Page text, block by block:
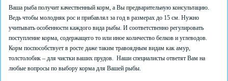
Ваша рыба получит качественный корм, а Вы предварительную консультацию.
Ведь чтобы молодняк рос и прибавлял за год в размерах до 15 см. Нужно
учитывать особенности каждого вида рыбы. И соответственно регулировать
поступление корма, содержащего то или иное количество белков и углеводов.
Корм поспособствует в росте даже таким травоядным видам как амур,
толстолобик – для чистки ваших прудов. Наши специалисты ответят Вам на
любые вопросы по выбору корма для Вашей рыбы.